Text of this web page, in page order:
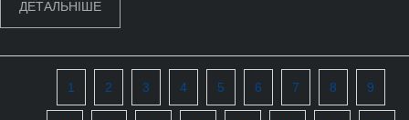
ДЕТАЛЬНІШЕ
1 2 3 4 5 6 7 8 9